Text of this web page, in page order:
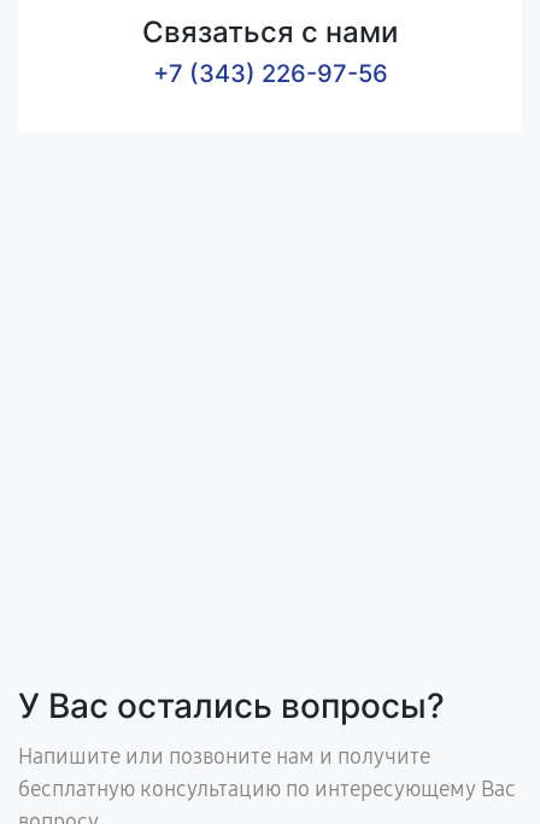
Связаться с нами
+7 (343) 226-97-56
У Вас остались вопросы?
Напишите или позвоните нам и получите
бесплатную консультацию по интересующему Вас